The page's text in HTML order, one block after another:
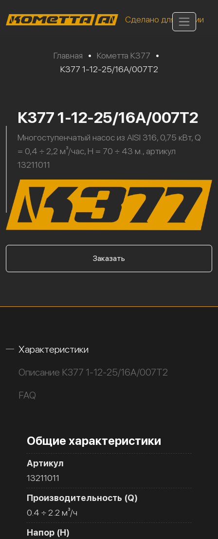
Сделано для России
Главная • Кометта К377
•
К377 1-12-25/16А/007Т2
К377 1-12-25/16А/007Т2
Многоступенчатый насос из AISI 316, 0,75 кВт, Q
= 0,4 ÷ 2,2 м³/час, H = 70 ÷ 43 м., артикул
13211011
Заказать
Характеристики
Описание К377 1-12-25/16А/007Т2
FAQ
Общие характеристики
Артикул
13211011
Производительность (Q)
0.4 ÷ 2.2 м³/ч
Напор (H)